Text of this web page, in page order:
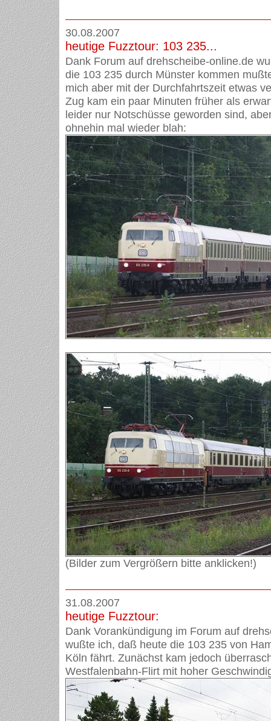
30.08.2007
heutige Fuzztour: 103 235...
Dank Forum auf drehscheibe-online.de
die 103 235 durch Münster kommen
mich aber mit der Durchfahrtszeit etwas
Zug kam ein paar Minuten früher als
leider nur Notschüsse geworden sind,
ohnehin mal wieder blah:
(Bilder zum Vergrößern bitte anklicken!)
31.08.2007
heutige Fuzztour:
Dank Vorankündigung im Forum auf
wußte ich, daß heute die 103 235 von
Köln fährt. Zunächst kam jedoch
Westfalenbahn-Flirt mit hoher